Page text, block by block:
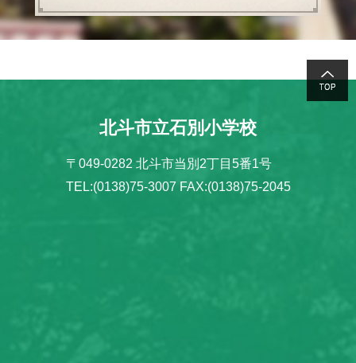
北斗市立石別小学校
〒049-0282 北斗市当別2丁目5番1号
TEL:(0138)75-3007 FAX:(0138)75-2045